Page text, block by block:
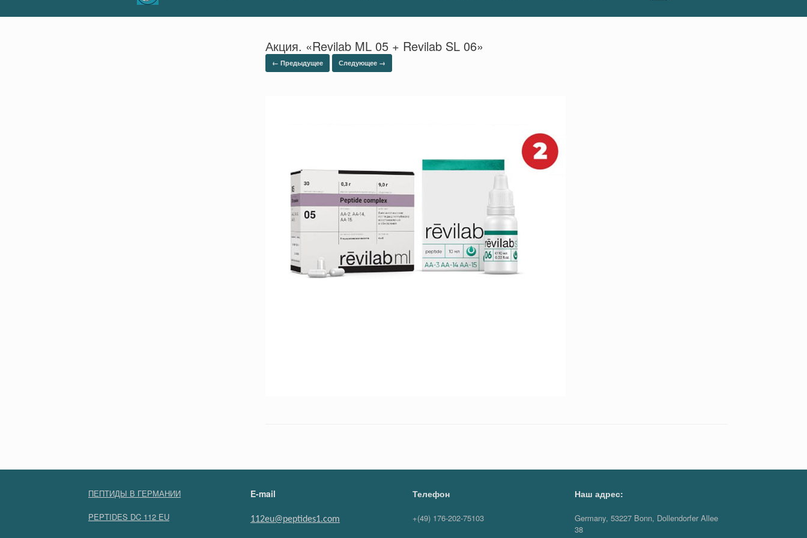
Акция. «Revilab ML 05 + Revilab SL 06»
← Предыдущее Следующее →
ПЕПТИДЫ В ГЕРМАНИИ
PEPTIDES DC 112 EU
E-mail
112eu@peptides1.com
Телефон
+(49) 176-202-75103
Наш адрес:
Germany, 53227 Bonn, Dollendorfer Allee
38